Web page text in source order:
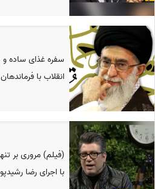
سفره غذای ساده
انقلاب با
(فیلم) مروری بر
با اجرای رضا